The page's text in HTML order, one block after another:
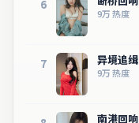
6
9万热度
7 异境追缉
9万热度
南港回响